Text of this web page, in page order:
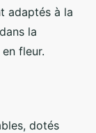
adaptés à la
la
fleur.
dotés